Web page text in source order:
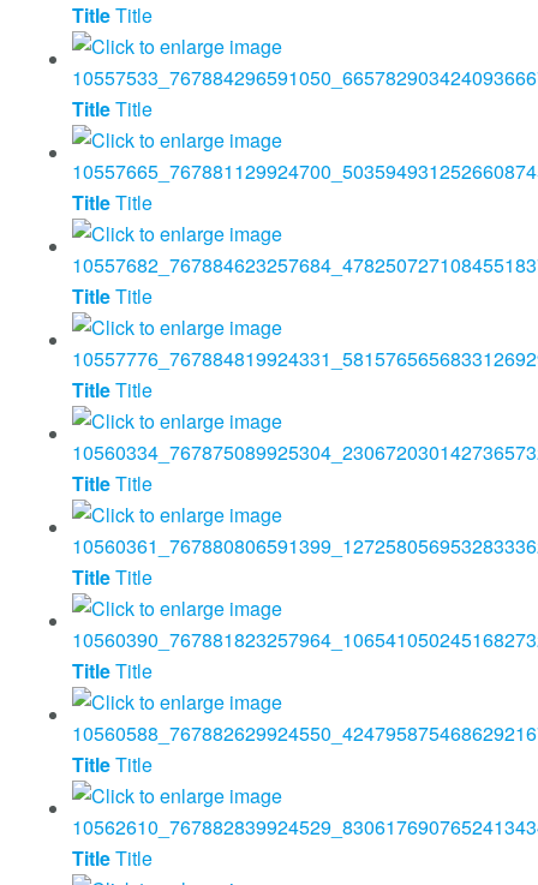
TitleTitle
TitleTitle
TitleTitle
TitleTitle
TitleTitle
TitleTitle
TitleTitle
TitleTitle
TitleTitle
TitleTitle